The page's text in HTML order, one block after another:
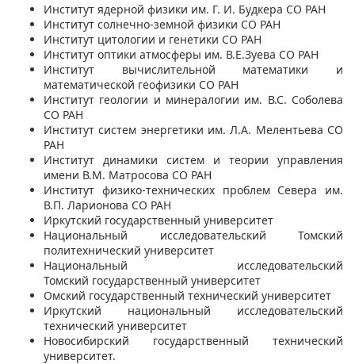
Институт ядерной физики им. Г. И. Будкера СО РАН
Институт солнечно-земной физики СО РАН
Институт цитологии и генетики СО РАН
Институт оптики атмосферы им. В.Е.Зуева СО РАН
Институт вычислительной математики и
математической геофизики СО РАН
Институт геологии и минералогии им. В.С. Соболева
СО РАН
Институт систем энергетики им. Л.А. Мелентьева СО
РАН
Институт динамики систем и теории управления
имени В.М. Матросова СО РАН
Институт физико-технических проблем Севера им.
В.П. Ларионова СО РАН
Иркутский государственный университет
Национальный исследовательский Томский
политехнический университет
Национальный исследовательский
Томский государственный университет
Омский государственный технический университет
Иркутский национальный исследовательский
технический университет
Новосибирский государственный технический
университет.